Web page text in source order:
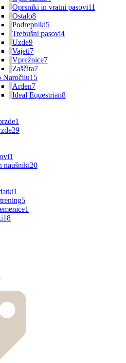
Oprsniki in vratni pasovi11
Ostalo8
Podrepniki5
Trebušni pasovi4
Uzde9
Vajeti7
Vprežnice7
Zaščita7
Naročilu15
Arden7
Ideal Equestrian8
1
29
1
naušniki20
1
5
1
18